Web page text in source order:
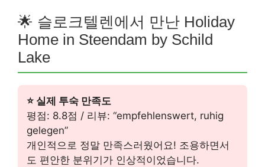
🌟 슬로크텔렌에서 만난 Holiday
Home in Steendam by Schild
Lake
⭐ 실제 투숙 만족도
평점: 8.8점 / 리뷰: “empfehlenswert, ruhig
gelegen”
개인적으로 정말 만족스러웠어요! 조용하면서
도 편안한 분위기가 인상적이었습니다.